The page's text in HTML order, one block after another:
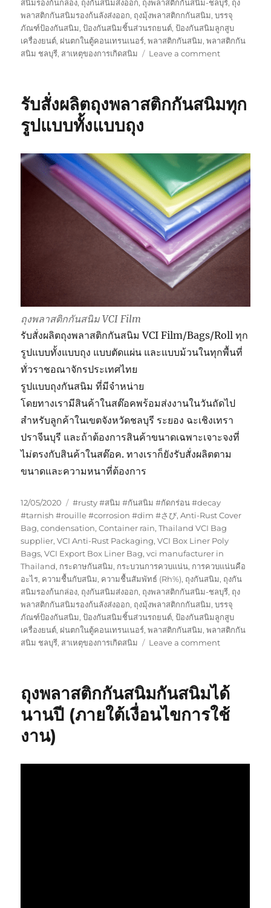
สนิมรองก้นกล่อง, ถุงกันสนิมส่งออก, ถุงพลาสติกกันสนิม-ชลบุรี, ถุง
พลาสติกกันสนิมรองก้นลังส่งออก, ถุงมุ้งพลาสติกกกันสนิม,บรรจุ
ภัณฑ์ป้องกันสนิม,ป้องกันสนิมชิ้นส่วนรถยนต์,ป้องกันสนิมลูกสูบ
เครื่องยนต์, ฝนตกในตู้คอนเทรนเนอร์,พลาสติกกันสนิม,พลาสติกกัน
สนิม ชลบุรี, สาเหตุของการเกิดสนิม Leave a commenton
สนิม
สามารถ
เท่า
ไหน
?
รับสั่งผลิตถุงพลาสติกกันสนิมทุก
รูปแบบทั้งแบบถุง
ถุงพลาสติกกันสนิม VCI Film
รับสั่งผลิตถุงพลาสติกกันสนิม VCI Film/Bags/Roll ทุก
รูปแบบทั้งแบบถุง แบบตัดแผ่น และแบบม้วนในทุกพื้นที่
ทั่วราชอณาจักรประเทศไทย
รูปแบบถุงกันสนิม ที่มีจำหน่าย
โดยทางเรามีสินค้าในสต๊อคพร้อมส่งงานในวันถัดไป
สำหรับลูกค้าในเขตจังหวัดชลบุรี ระยอง ฉะเชิงเทรา
ปราจีนบุรี และถ้าต้องการสินค้าขนาดเฉพาะเจาะจงที่
ไม่ตรงกับสินค้าในสต๊อค. ทางเราก็ยังรับสั่งผลิตตาม
ขนาดและความหนาที่ต้องการ
Posted
on
12/05/2020 Tags
#rusty #สนิม #กันสนิม #กัดกร่อน #decay
#tarnish #rouille #corrosion #dim #さび,Anti-Rust Cover
Bag,condensation,Container rain,Thailand VCI Bag
supplier,VCI Anti-Rust Packaging,VCI Box Liner Poly
Bags,VCI Export Box Liner Bag,vci manufacturer in
Thailand, กระดาษกันสนิม, กระบวนการควบแน่น, การควบแน่นคือ
อะไร, ความชื้นกับสนิม, ความชื้นสัมพัทธ์ (Rh%), ถุงกันสนิม, ถุงกัน
สนิมรองก้นกล่อง, ถุงกันสนิมส่งออก, ถุงพลาสติกกันสนิม-ชลบุรี, ถุง
พลาสติกกันสนิมรองก้นลังส่งออก, ถุงมุ้งพลาสติกกกันสนิม,บรรจุ
ภัณฑ์ป้องกันสนิม,ป้องกันสนิมชิ้นส่วนรถยนต์,ป้องกันสนิมลูกสูบ
เครื่องยนต์, ฝนตกในตู้คอนเทรนเนอร์,พลาสติกกันสนิม,พลาสติกกัน
สนิม ชลบุรี, สาเหตุของการเกิดสนิม Leave a commenton
พลาสติก
กัน
สนิม
ถุงพลาสติกกันสนิมกันสนิมได้
นานปี (ภายใต้เงื่อนไขการใช้
งาน)